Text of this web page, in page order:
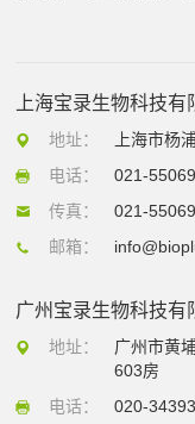
上海宝录生物科技有
地址：
上海市杨
电话：
021-
传真：
021-
邮箱：
广州宝录生物科技有
地址：
广州市黄
603房
电话：
020-